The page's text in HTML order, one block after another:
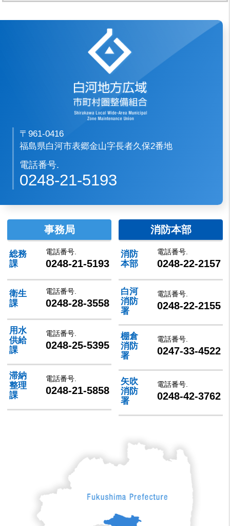
白河地方広域市
〒961-0416
福島県白河市表郷金山字長者久保2番地
電話番号.
0248-21-5193
事務局
総務
課
電話番号.
0248-21-5193
衛生
課
電話番号.
0248-28-3558
用水
供給
課
電話番号.
0248-25-5395
滞納
整理
課
電話番号.
0248-21-5858
消防本部
消防
本部
電話番号.
0248-22-2157
白河
消防
署
電話番号.
0248-22-2155
棚倉
消防
署
電話番号.
0247-33-4522
矢吹
消防
署
電話番号.
0248-42-3762